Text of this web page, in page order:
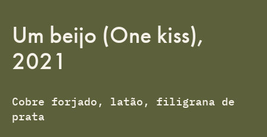
Um beijo (One kiss),
2021
Cobre forjado, latão, filigrana de
prata